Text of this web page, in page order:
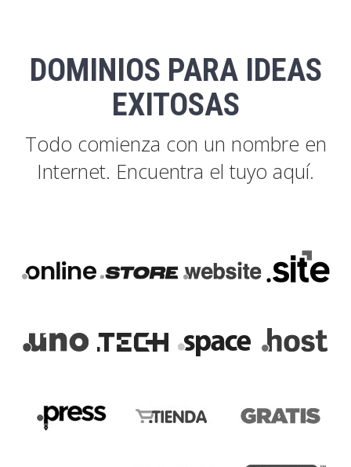
DOMINIOS PARA IDEAS
EXITOSAS
Todo comienza con un nombre en
Internet. Encuentra el tuyo aquí.